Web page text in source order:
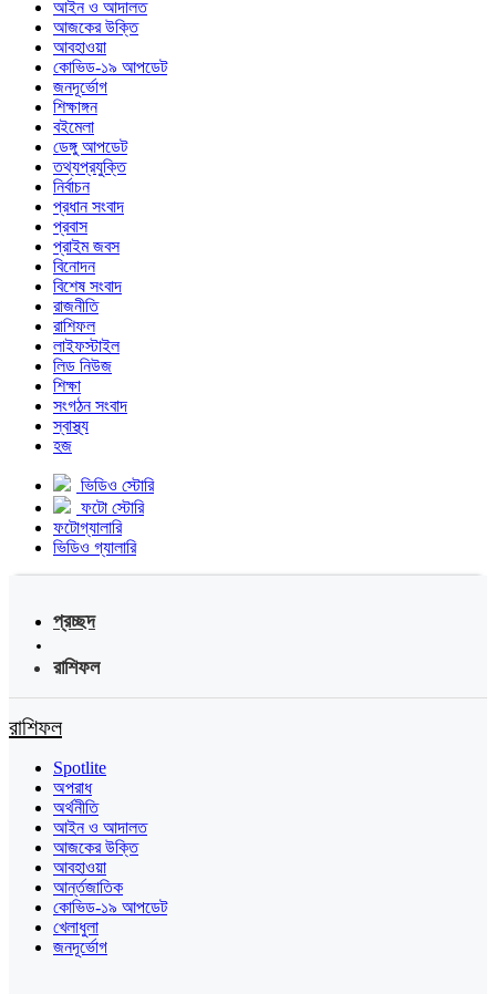
আইন ও আদালত
আজকের উক্তি
আবহাওয়া
কোভিড-১৯ আপডেট
জনদূর্ভোগ
শিক্ষাঙ্গন
বইমেলা
ডেঙ্গু আপডেট
তথ্যপ্রযুক্তি
নির্বাচন
প্রধান সংবাদ
প্রবাস
প্রাইম জবস
বিনোদন
বিশেষ সংবাদ
রাজনীতি
রাশিফল
লাইফস্টাইল
লিড নিউজ
শিক্ষা
সংগঠন সংবাদ
স্বাস্থ্য
হজ
ভিডিও স্টোরি
ফটো স্টোরি
ফটোগ্যালারি
ভিডিও গ্যালারি
প্রচ্ছদ
রাশিফল
রাশিফল
Spotlite
অপরাধ
অর্থনীতি
আইন ও আদালত
আজকের উক্তি
আবহাওয়া
আর্ন্তজাতিক
কোভিড-১৯ আপডেট
খেলাধুলা
জনদূর্ভোগ